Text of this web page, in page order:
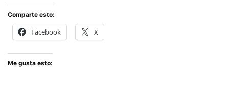
Comparte esto:
Facebook X
Me gusta esto: